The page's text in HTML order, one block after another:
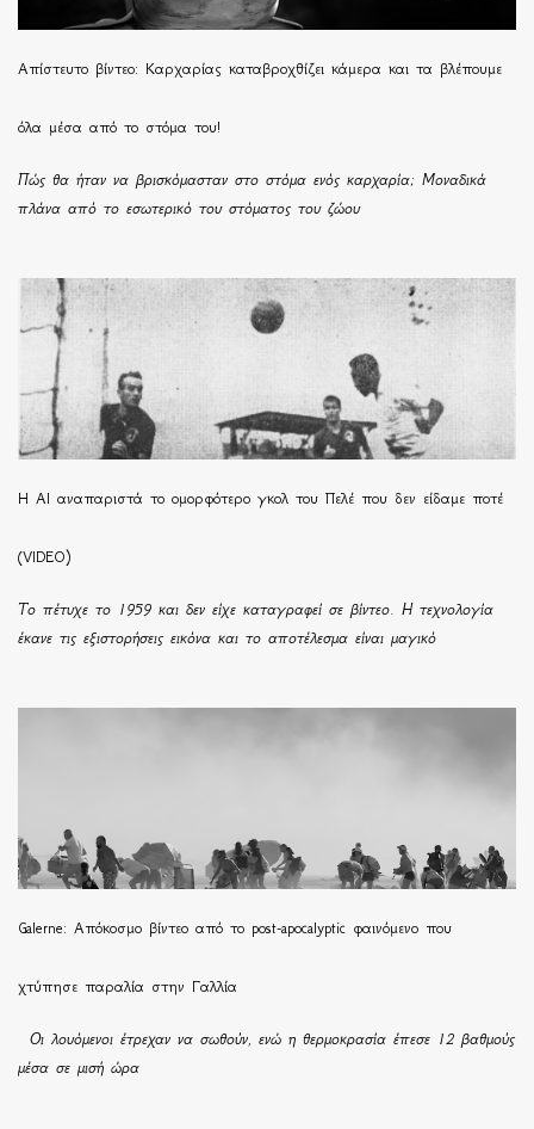
Απίστευτο βίντεο: Καρχαρίας καταβροχθίζει κάμερα και τα βλέπουμε
όλα μέσα από το στόμα του!
Πώς θα ήταν να βρισκόμασταν στο στόμα ενός καρχαρία; Μοναδικά
πλάνα από το εσωτερικό του στόματος του ζώου
Η ΑΙ αναπαριστά το ομορφότερο γκολ του Πελέ που δεν είδαμε ποτέ
(VIDEO)
Το πέτυχε το 1959 και δεν είχε καταγραφεί σε βίντεο. Η τεχνολογία
έκανε τις εξιστορήσεις εικόνα και το αποτέλεσμα είναι μαγικό
Galerne: Απόκοσμο βίντεο από το post-apocalyptic φαινόμενο που
χτύπησε παραλία στην Γαλλία
Οι λουόμενοι έτρεχαν να σωθούν, ενώ η θερμοκρασία έπεσε 12 βαθμούς
μέσα σε μισή ώρα